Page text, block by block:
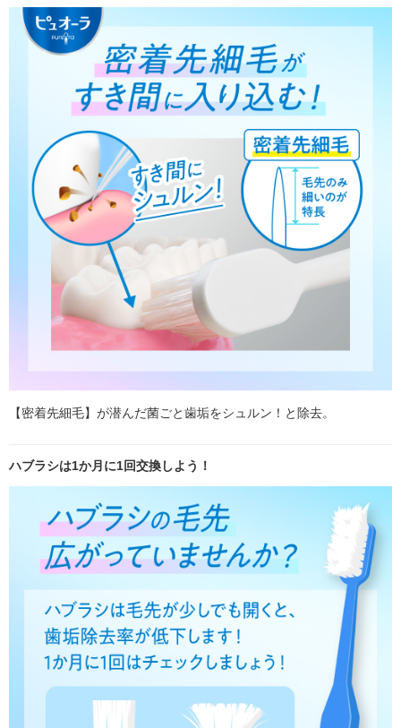
【密着先細毛】が潜んだ菌ごと歯垢をシュルン！と除去。
ハブラシは1か月に1回交換しよう！